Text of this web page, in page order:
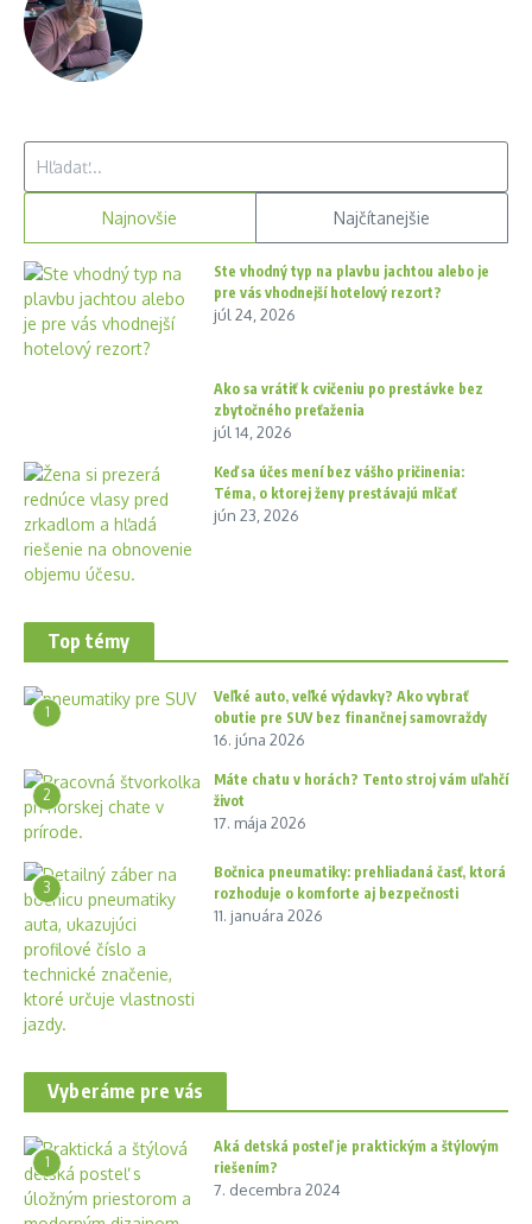
Najnovšie Najčítanejšie
Ste vhodný typ na plavbu jachtou alebo je
pre vás vhodnejší hotelový rezort?
júl 24, 2026
Ako sa vrátiť k cvičeniu po prestávke bez
zbytočného preťaženia
júl 14, 2026
Keď sa účes mení bez vášho pričinenia:
Téma, o ktorej ženy prestávajú mlčať
jún 23, 2026
Top témy
1
Veľké auto, veľké výdavky? Ako vybrať
obutie pre SUV bez finančnej samovraždy
16. júna 2026
2
Máte chatu v horách? Tento stroj vám uľahčí
život
17. mája 2026
3
Bočnica pneumatiky: prehliadaná časť, ktorá
rozhoduje o komforte aj bezpečnosti
11. januára 2026
Vyberáme pre vás
1
Aká detská posteľ je praktickým a štýlovým
riešením?
7. decembra 2024